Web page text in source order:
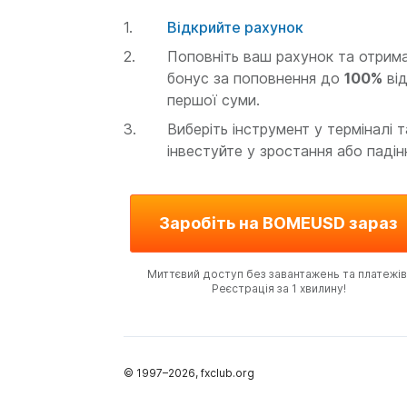
Відкрийте рахунок
Поповніть ваш рахунок та
бонус за поповнення до 100% від
першої суми.
Виберіть інструмент у терміналі
інвестуйте у зростання або
Заробіть на BOMEUSD зараз
Миттєвий доступ без завантажень та
Реєстрація за 1 хвилину!
© 1997–2026, fxclub.org